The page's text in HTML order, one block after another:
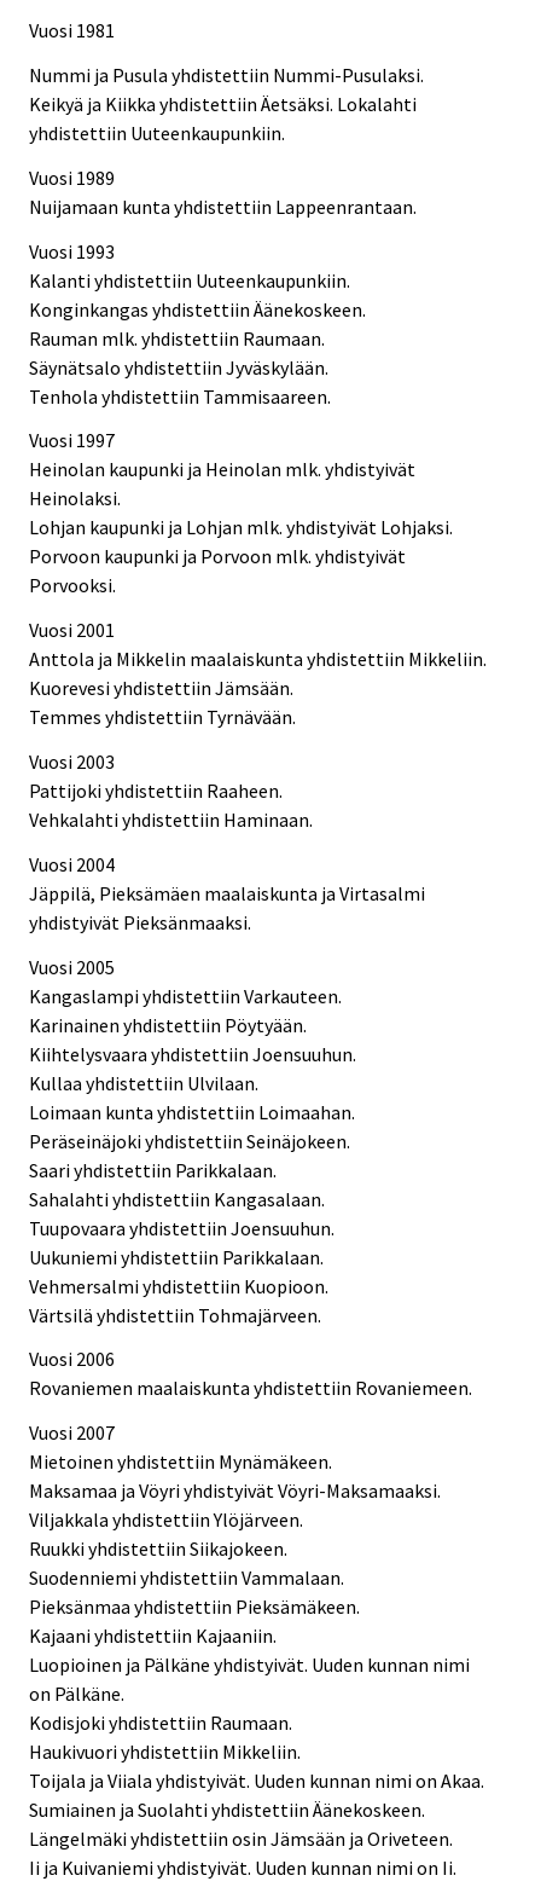
Vuosi 1981
Nummi ja Pusula yhdistettiin Nummi-Pusulaksi.
Keikyä ja Kiikka yhdistettiin Äetsäksi. Lokalahti
yhdistettiin Uuteenkaupunkiin.
Vuosi 1989
Nuijamaan kunta yhdistettiin Lappeenrantaan.
Vuosi 1993
Kalanti yhdistettiin Uuteenkaupunkiin.
Konginkangas yhdistettiin Äänekoskeen.
Rauman mlk. yhdistettiin Raumaan.
Säynätsalo yhdistettiin Jyväskylään.
Tenhola yhdistettiin Tammisaareen.
Vuosi 1997
Heinolan kaupunki ja Heinolan mlk. yhdistyivät
Heinolaksi.
Lohjan kaupunki ja Lohjan mlk. yhdistyivät Lohjaksi.
Porvoon kaupunki ja Porvoon mlk. yhdistyivät
Porvooksi.
Vuosi 2001
Anttola ja Mikkelin maalaiskunta yhdistettiin Mikkeliin.
Kuorevesi yhdistettiin Jämsään.
Temmes yhdistettiin Tyrnävään.
Vuosi 2003
Pattijoki yhdistettiin Raaheen.
Vehkalahti yhdistettiin Haminaan.
Vuosi 2004
Jäppilä, Pieksämäen maalaiskunta ja Virtasalmi
yhdistyivät Pieksänmaaksi.
Vuosi 2005
Kangaslampi yhdistettiin Varkauteen.
Karinainen yhdistettiin Pöytyään.
Kiihtelysvaara yhdistettiin Joensuuhun.
Kullaa yhdistettiin Ulvilaan.
Loimaan kunta yhdistettiin Loimaahan.
Peräseinäjoki yhdistettiin Seinäjokeen.
Saari yhdistettiin Parikkalaan.
Sahalahti yhdistettiin Kangasalaan.
Tuupovaara yhdistettiin Joensuuhun.
Uukuniemi yhdistettiin Parikkalaan.
Vehmersalmi yhdistettiin Kuopioon.
Värtsilä yhdistettiin Tohmajärveen.
Vuosi 2006
Rovaniemen maalaiskunta yhdistettiin Rovaniemeen.
Vuosi 2007
Mietoinen yhdistettiin Mynämäkeen.
Maksamaa ja Vöyri yhdistyivät Vöyri-Maksamaaksi.
Viljakkala yhdistettiin Ylöjärveen.
Ruukki yhdistettiin Siikajokeen.
Suodenniemi yhdistettiin Vammalaan.
Pieksänmaa yhdistettiin Pieksämäkeen.
Kajaani yhdistettiin Kajaaniin.
Luopioinen ja Pälkäne yhdistyivät. Uuden kunnan nimi
on Pälkäne.
Kodisjoki yhdistettiin Raumaan.
Haukivuori yhdistettiin Mikkeliin.
Toijala ja Viiala yhdistyivät. Uuden kunnan nimi on Akaa.
Sumiainen ja Suolahti yhdistettiin Äänekoskeen.
Längelmäki yhdistettiin osin Jämsään ja Oriveteen.
Ii ja Kuivaniemi yhdistyivät. Uuden kunnan nimi on Ii.